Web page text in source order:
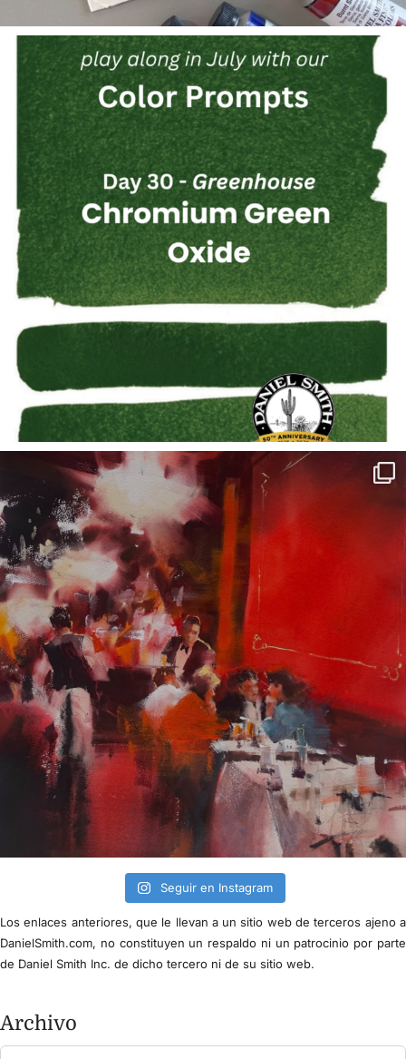
Seguir en Instagram
Los enlaces anteriores, que le llevan a un sitio web de terceros ajeno a
DanielSmith.com, no constituyen un respaldo ni un patrocinio por parte
de Daniel Smith Inc. de dicho tercero ni de su sitio web.
Archivo